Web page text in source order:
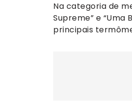
Na categoria de
Supreme” e
principais